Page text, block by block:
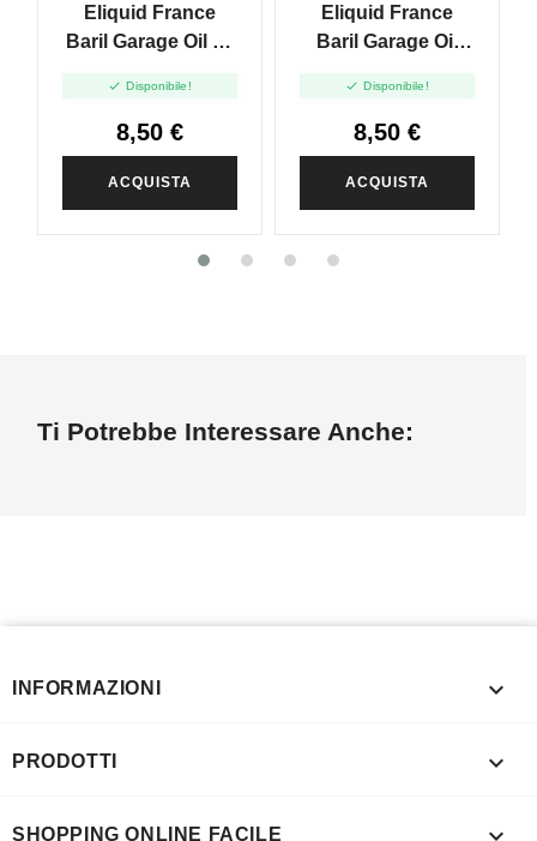
Eliquid France
Baril Garage Oil 69
Mini Shot 10+20
 Disponibile!
8,50 €
ACQUISTA
Eliquid France
Baril Garage Oil
Mini Shot 10+20
 Disponibile!
8,50 €
ACQUISTA
Ti Potrebbe Interessare Anche:
INFORMAZIONI 
PRODOTTI 
SHOPPING ONLINE FACILE